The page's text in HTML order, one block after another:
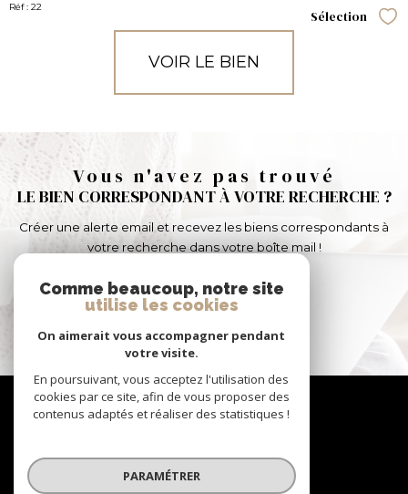
Réf : 22
Sélection
VOIR LE BIEN
Vous n'avez pas trouvé
LE BIEN CORRESPONDANT À VOTRE RECHERCHE ?
Créer une alerte email et recevez les biens correspondants à
votre recherche dans votre boîte mail !
CRÉER L'ALERTE
Nous
suivre
Comme beaucoup, notre site
utilise les cookies
On aimerait vous accompagner pendant
votre visite.
En poursuivant, vous acceptez l'utilisation des
cookies par ce site, afin de vous proposer des
contenus adaptés et réaliser des statistiques !
PARAMÉTRER